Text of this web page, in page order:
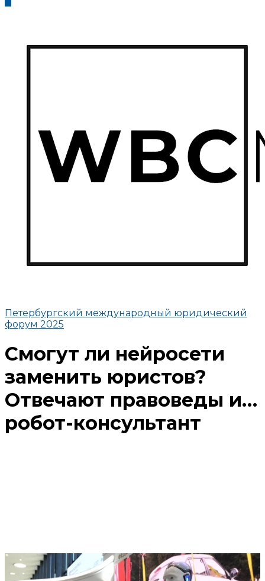
Петербургский международный юридический
форум 2025
Смогут ли нейросети
заменить юристов?
Отвечают правоведы и…
робот-консультант
Поделиться